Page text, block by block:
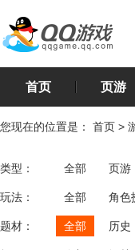
首页 页游
您现在的位置是： 首页 >
类型： 全部 页游
玩法： 全部 角色
飞行
恋爱
题材： 全部 历史